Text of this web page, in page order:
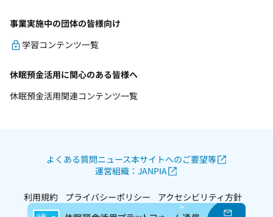
事業実施中の団体の皆様向け
学習コンテンツ一覧
休眠預金活用に関心のある皆様へ
休眠預金活用関連コンテンツ一覧
よくある質問ニュース本サイトへのご要望等
運営組織：JANPIA
利用規約 プライバシーポリシー アクセシビリティ方針